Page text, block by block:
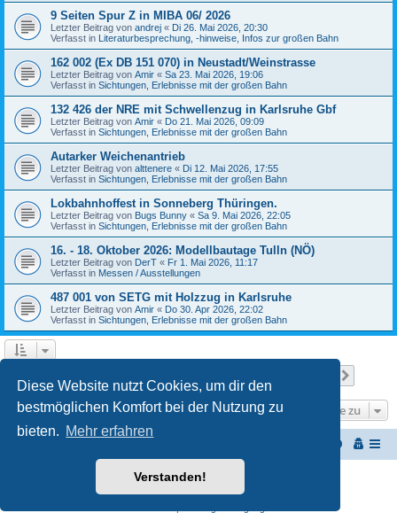
Diese Website nutzt Cookies, um dir den
bestmöglichen Komfort bei der Nutzung zu
bieten. Mehr erfahren
Verstanden!
9 Seiten Spur Z in MIBA 06/ 2026
Letzter Beitrag von andrej « Di 26. Mai 2026, 20:30
Verfasst in Literaturbesprechung, -hinweise, Infos zur großen Bahn
162 002 (Ex DB 151 070) in Neustadt/Weinstrasse
Letzter Beitrag von Amir « Sa 23. Mai 2026, 19:06
Verfasst in Sichtungen, Erlebnisse mit der großen Bahn
132 426 der NRE mit Schwellenzug in Karlsruhe Gbf
Letzter Beitrag von Amir « Do 21. Mai 2026, 09:09
Verfasst in Sichtungen, Erlebnisse mit der großen Bahn
Autarker Weichenantrieb
Letzter Beitrag von alttenere « Di 12. Mai 2026, 17:55
Verfasst in Sichtungen, Erlebnisse mit der großen Bahn
Lokbahnhoffest in Sonneberg Thüringen.
Letzter Beitrag von Bugs Bunny « Sa 9. Mai 2026, 22:05
Verfasst in Sichtungen, Erlebnisse mit der großen Bahn
16. - 18. Oktober 2026: Modellbautage Tulln (NÖ)
Letzter Beitrag von DerT « Fr 1. Mai 2026, 11:17
Verfasst in Messen / Ausstellungen
487 001 von SETG mit Holzzug in Karlsruhe
Letzter Beitrag von Amir « Do 30. Apr 2026, 22:02
Verfasst in Sichtungen, Erlebnisse mit der großen Bahn
Gehe zu
Powered byphpBB® Forum Software © phpBB Limited
WireSys